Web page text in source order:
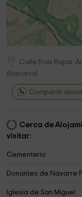
Calle Eras Bajas,
( Navarra)
Compartir
Cerca de
visitar:
Cementerio
Donantes de Navarre
Iglesia de San Miguel